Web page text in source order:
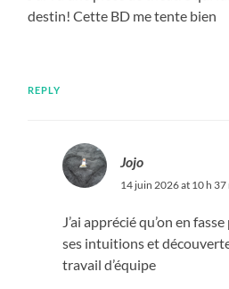
destin! Cette BD me tente bien
REPLY
Jojo
14 juin 2026 at 10 h 37
J’ai apprécié qu’on en
ses intuitions et
travail d’équipe